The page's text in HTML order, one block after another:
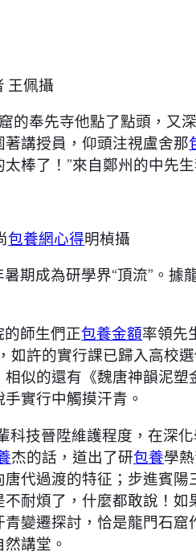
王佩攝
的奉先寺他點了點頭，又
講授員，仰頭注視盧舍那
棒了！”來自鄭州的中先
包養網心得明楨攝
暑期成為研學界“頂流”。
師生們正包養金額率領先
如許的實行課已歸入高校
似的還有《魏唐神韻泥塑
實行中觸摸汗青。
科技晉陞維護程度，在深
杰的話，道出了研包養學
代過渡的特征；步進賓
耐煩了，什麼都敢說！如
變遷探討，恰是龍門石
講堂。